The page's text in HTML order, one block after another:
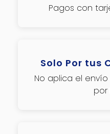
Pagos con
Solo Por tus
No aplica el
por